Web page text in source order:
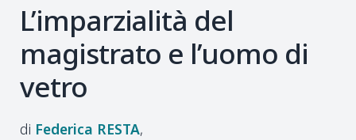
L’imparzialità del
magistrato e l’uomo di
vetro
Federica RESTA